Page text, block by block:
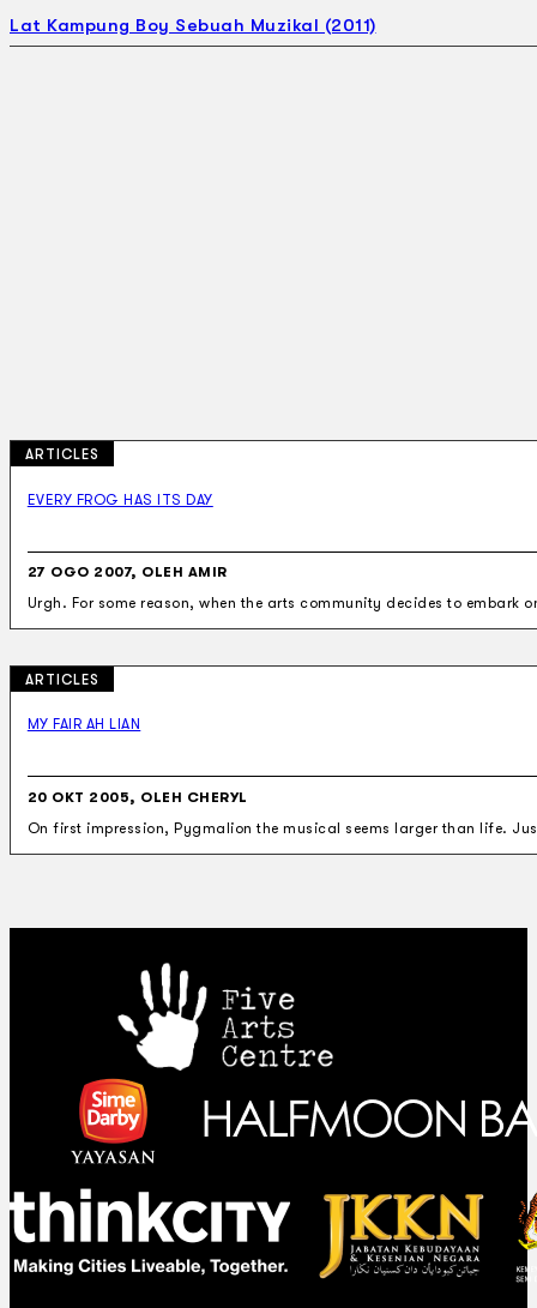
Lat Kampung Boy Sebuah Muzikal (2011)
ARTICLES
EVERY FROG HAS ITS DAY
27 OGO 2007, OLEH AMIR
Urgh. For some reason, when the arts community decides to embark
ARTICLES
MY FAIR AH LIAN
20 OKT 2005, OLEH CHERYL
On first impression, Pygmalion the musical seems larger than life.